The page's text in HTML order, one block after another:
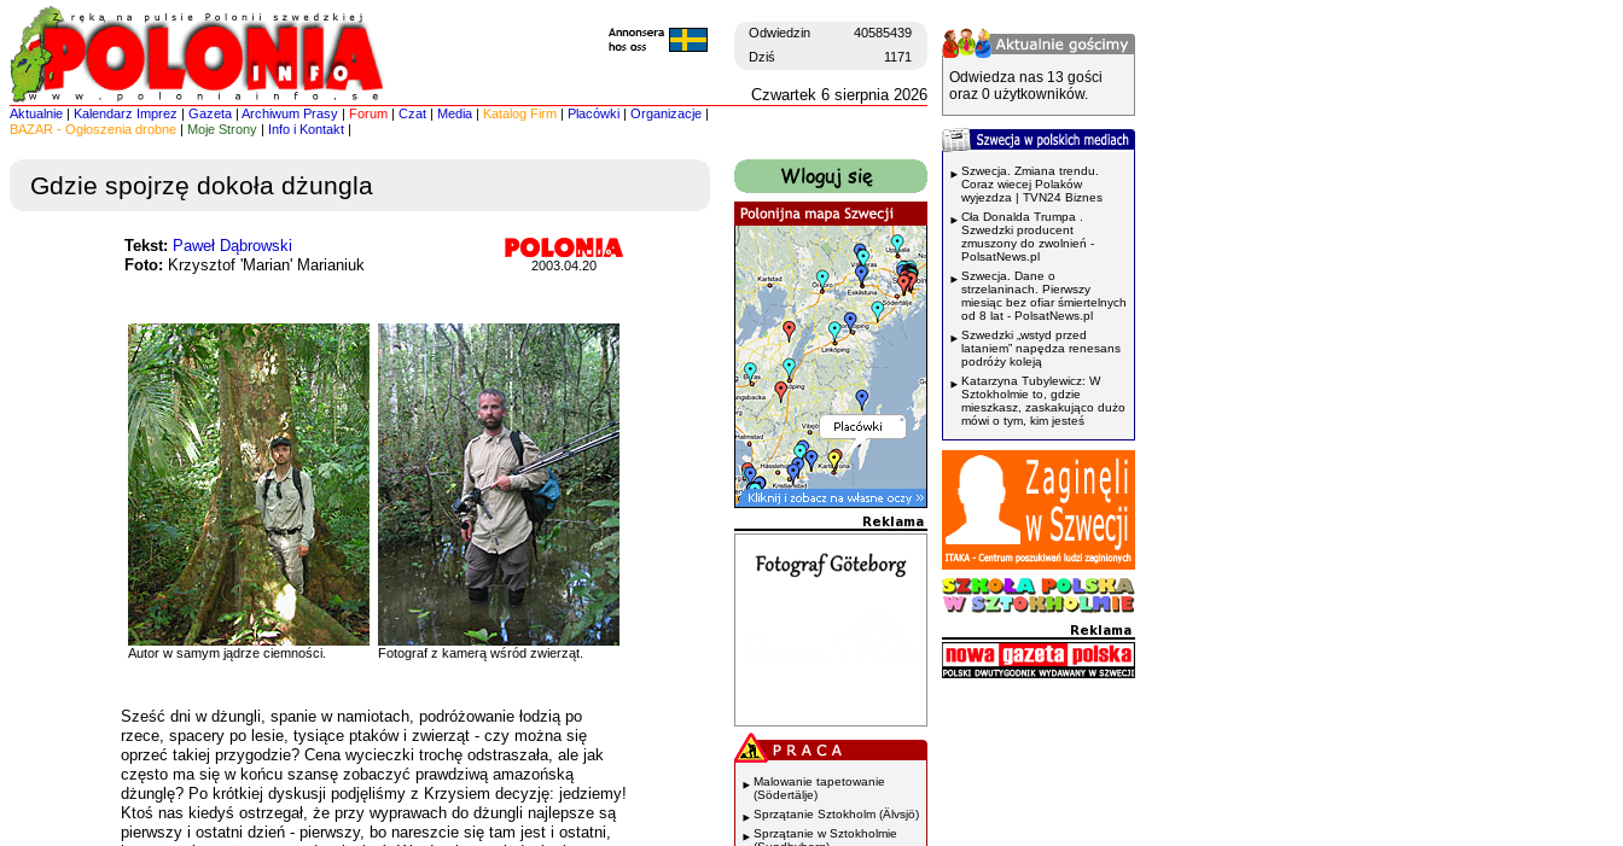
Odwiedzin
40585439
Dziś
1171
Czwartek 6 sierpnia 2026
Aktualnie | Kalendarz Imprez | Gazeta | Archiwum Prasy | Forum | Czat | Media | Katalog Firm | Placówki | Organizacje |
BAZAR - Ogłoszenia drobne | Moje Strony | Info i Kontakt |
Gdzie spojrzę dokoła dżungla
Tekst: Paweł Dąbrowski
Foto: Krzysztof 'Marian' Marianiuk 2003.04.20
Autor w samym jądrze ciemności. Fotograf z kamerą wśród zwierząt.
Sześć dni w dżungli, spanie w namiotach, podróżowanie łodzią po
rzece, spacery po lesie, tysiące ptaków i zwierząt - czy można się
oprzeć takiej przygodzie? Cena wycieczki trochę odstraszała, ale jak
często ma się w końcu szansę zobaczyć prawdziwą amazońską
dżunglę? Po krótkiej dyskusji podjęliśmy z Krzysiem decyzję: jedziemy!
Ktoś nas kiedyś ostrzegał, że przy wyprawach do dżungli najlepsze są
pierwszy i ostatni dzień - pierwszy, bo nareszcie się tam jest i ostatni,
Malowanie tapetowanie
(Södertälje)
Sprzątanie Sztokholm (Älvsjö)
Sprzątanie w Sztokholmie
Odwiedza nas 13 gości
oraz 0 użytkowników.
Szwecja. Zmiana trendu.
Coraz wiecej Polaków
wyjezdza | TVN24 Biznes
Cła Donalda Trumpa .
Szwedzki producent
zmuszony do zwolnień -
PolsatNews.pl
Szwecja. Dane o
strzelaninach. Pierwszy
miesiąc bez ofiar śmiertelnych
od 8 lat - PolsatNews.pl
Szwedzki „wstyd przed
lataniem” napędza renesans
podróży koleją
Katarzyna Tubylewicz: W
Sztokholmie to, gdzie
mieszkasz, zaskakująco dużo
mówi o tym, kim jesteś